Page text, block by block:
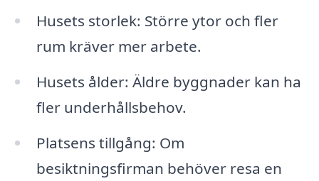
Husets storlek: Större ytor och fler
rum kräver mer arbete.
Husets ålder: Äldre byggnader kan ha
fler underhållsbehov.
Platsens tillgång: Om
besiktningsfirman behöver resa en